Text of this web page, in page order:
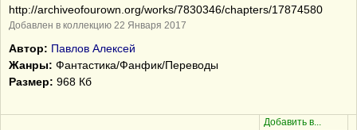
http://archiveofourown.org/works/7830346/chapters/17874580
Добавлен в коллекцию 22 Января 2017
Автор: Павлов Алексей
Жанры: Фантастика/Фанфик/Переводы
Размер: 968 Кб